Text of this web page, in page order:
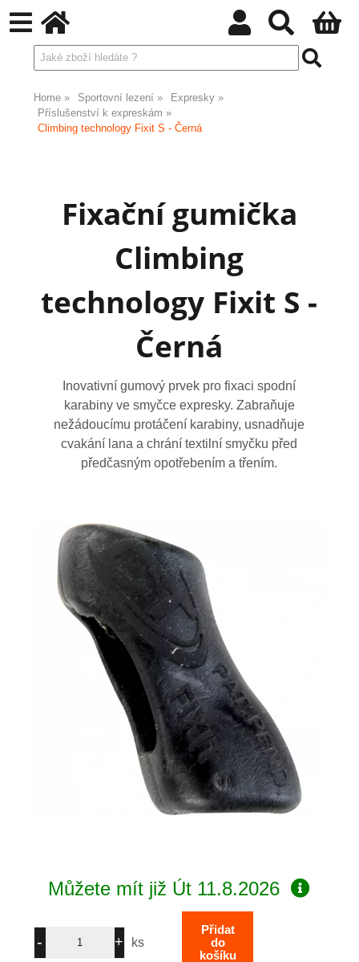
Home Sportovní lezení
Expresky
Příslušenství k expreskám
Climbing technology Fixit S - Černá
Fixační gumička
Climbing
technology Fixit S -
Černá
Inovativní gumový prvek pro fixaci spodní
karabiny ve smyčce expresky. Zabraňuje
nežádoucímu protáčení karabiny, usnadňuje
cvakání lana a chrání textilní smyčku před
předčasným opotřebením a třením.
Můžete mít již Út 11.8.2026
ks